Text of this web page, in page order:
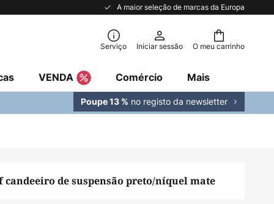
A maior seleção de marcas da Europa
O meu carrinho
Serviço Iniciar sessão
VENDA Comércio Mais
Poupe 13 % no registo da newsletter
de suspensão preto/níquel mate